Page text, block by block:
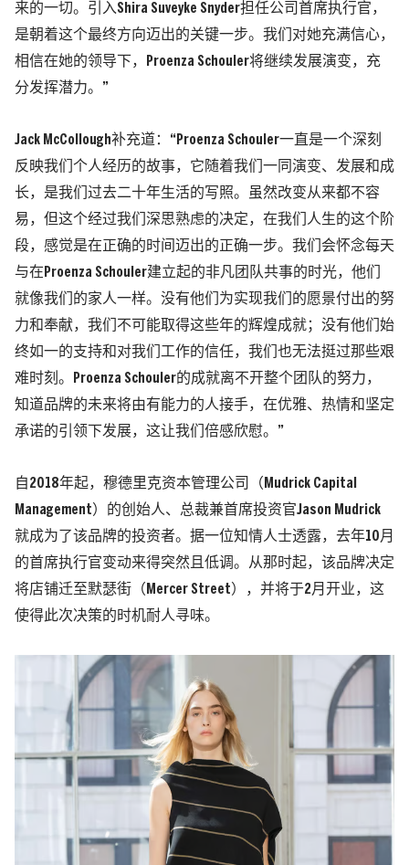
来的一切。引入Shira Suveyke Snyder担任公司首席执行官，
是朝着这个最终方向迈出的关键一步。我们对她充满信心，
相信在她的领导下，Proenza Schouler将继续发展演变，充
分发挥潜力。”
Jack McCollough补充道：“Proenza Schouler一直是一个深刻
反映我们个人经历的故事，它随着我们一同演变、发展和成
长，是我们过去二十年生活的写照。虽然改变从来都不容
易，但这个经过我们深思熟虑的决定，在我们人生的这个阶
段，感觉是在正确的时间迈出的正确一步。我们会怀念每天
与在Proenza Schouler建立起的非凡团队共事的时光，他们
就像我们的家人一样。没有他们为实现我们的愿景付出的努
力和奉献，我们不可能取得这些年的辉煌成就；没有他们始
终如一的支持和对我们工作的信任，我们也无法挺过那些艰
难时刻。Proenza Schouler的成就离不开整个团队的努力，
知道品牌的未来将由有能力的人接手，在优雅、热情和坚定
承诺的引领下发展，这让我们倍感欣慰。”
自2018年起，穆德里克资本管理公司（Mudrick Capital
Management）的创始人、总裁兼首席投资官Jason Mudrick
就成为了该品牌的投资者。据一位知情人士透露，去年10月
的首席执行官变动来得突然且低调。从那时起，该品牌决定
将店铺迁至默瑟街（Mercer Street），并将于2月开业，这
使得此次决策的时机耐人寻味。